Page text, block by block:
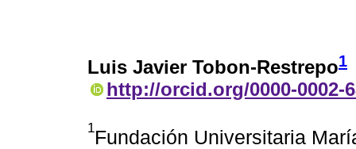
Luis Javier Tobon-Restrepo1
http://orcid.org/0000-0002-
1Fundación Universitaria